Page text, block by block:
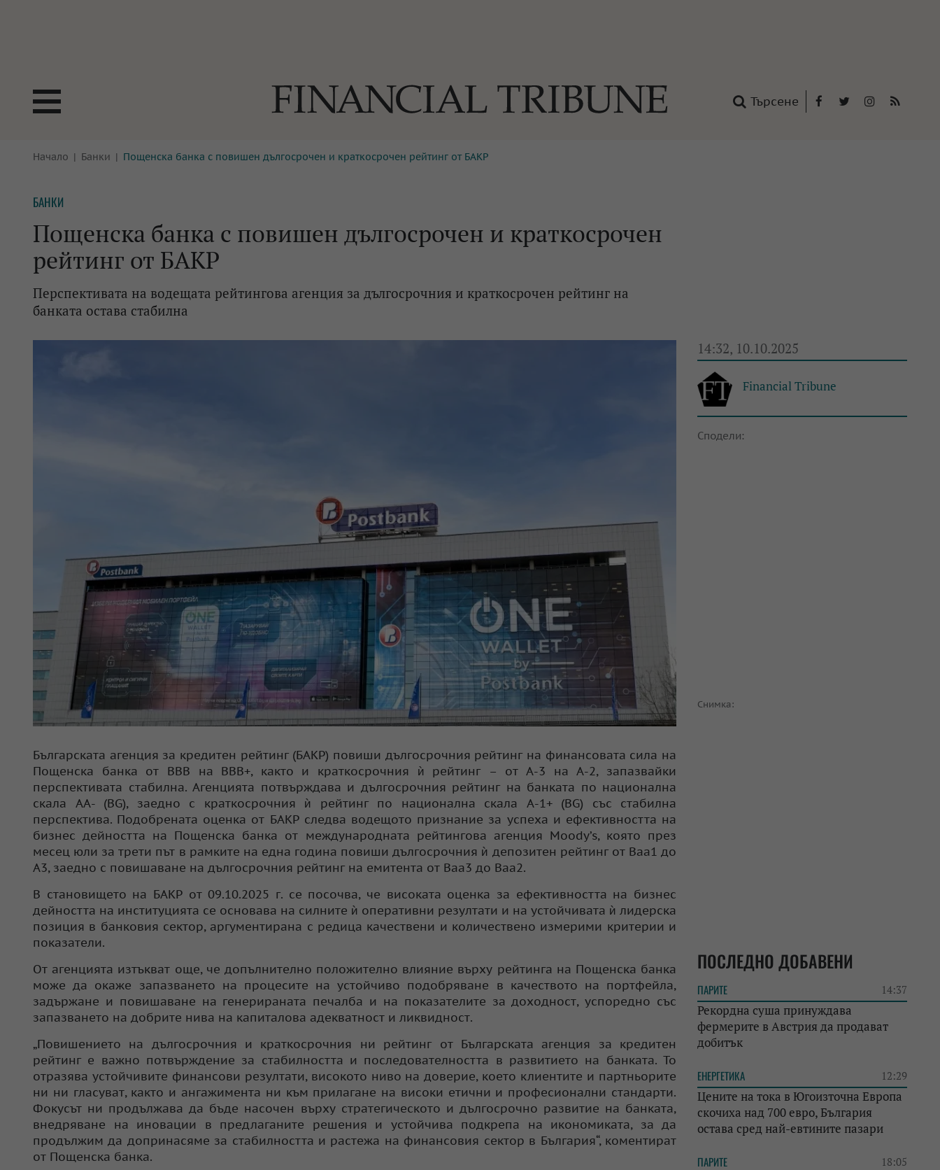
Търсене
БОРСИ
КРИПТО
БАНКИ
ПАРИТЕ
ЗАСТРАХОВАНЕ
ЕНЕРГЕТИКА
ТЕХНОЛОГИИ
ИМОТИ
МУЛТИМЕДИЯ
Начало Банки Пощенска банка с повишен дългосрочен и краткосрочен рейтинг от БАКР
БАНКИ
Пощенска банка с повишен дългосрочен и краткосрочен
рейтинг от БАКР
Перспективата на водещата рейтингова агенция за дългосрочния и краткосрочен рейтинг на
банката остава стабилна
14:32, 10.10.2025
Financial Tribune
Сподели:
Снимка:
Българската агенция за кредитен рейтинг (БАКР) повиши дългосрочния рейтинг на финансовата сила на
Пощенска банка от BBB на ВВВ+, както и краткосрочния ѝ рейтинг – от А-3 на А-2, запазвайки
перспективата стабилна. Агенцията потвърждава и дългосрочния рейтинг на банката по национална
скала AА- (BG), заедно с краткосрочния ѝ рейтинг по национална скала А-1+ (BG) със стабилна
перспектива. Подобрената оценка от БАКР следва водещото признание за успеха и ефективността на
бизнес дейността на Пощенска банка от международната рейтингова агенция Moody’s, която през
месец юли за трети път в рамките на една година повиши дългосрочния ѝ депозитен рейтинг от Baa1 до
A3, заедно с повишаване на дългосрочния рейтинг на емитента от Baa3 до Baa2.
В становището на БАКР от 09.10.2025 г. се посочва, че високата оценка за ефективността на бизнес
дейността на институцията се основава на силните ѝ оперативни резултати и на устойчивата ѝ лидерска
позиция в банковия сектор, аргументирана с редица качествени и количествено измерими критерии и
показатели.
От агенцията изтъкват още, че допълнително положително влияние върху рейтинга на Пощенска банка
може да окаже запазването на процесите на устойчиво подобряване в качеството на портфейла,
задържане и повишаване на генерираната печалба и на показателите за доходност, успоредно със
запазването на добрите нива на капиталова адекватност и ликвидност.
„Повишението на дългосрочния и краткосрочния ни рейтинг от Българската агенция за кредитен
рейтинг е важно потвърждение за стабилността и последователността в развитието на банката. То
отразява устойчивите финансови резултати, високото ниво на доверие, което клиентите и партньорите
ни ни гласуват, както и ангажимента ни към прилагане на високи етични и професионални стандарти.
Фокусът ни продължава да бъде насочен върху стратегическото и дългосрочно развитие на банката,
внедряване на иновации в предлаганите решения и устойчива подкрепа на икономиката, за да
продължим да допринасяме за стабилността и растежа на финансовия сектор в България“, коментират
от Пощенска банка.
ПОСЛЕДНО ДОБАВЕНИ
ПАРИТЕ 14:37
Рекордна суша принуждава
фермерите в Австрия да продават
добитък
ЕНЕРГЕТИКА 12:29
Цените на тока в Югоизточна Европа
скочиха над 700 евро, България
остава сред най-евтините пазари
ПАРИТЕ 18:05